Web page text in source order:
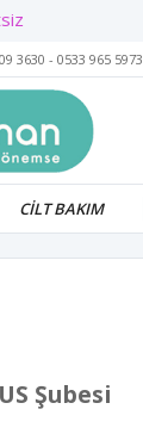
3630 - 0533 965 5973
CİLT BAKIM
Şubesi